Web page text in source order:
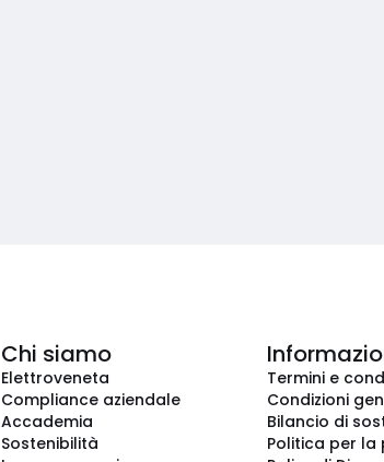
Chi siamo
Elettroveneta
Compliance aziendale
Accademia
Sostenibilità
Termini e
Condizioni
Bilancio di
Politica per la